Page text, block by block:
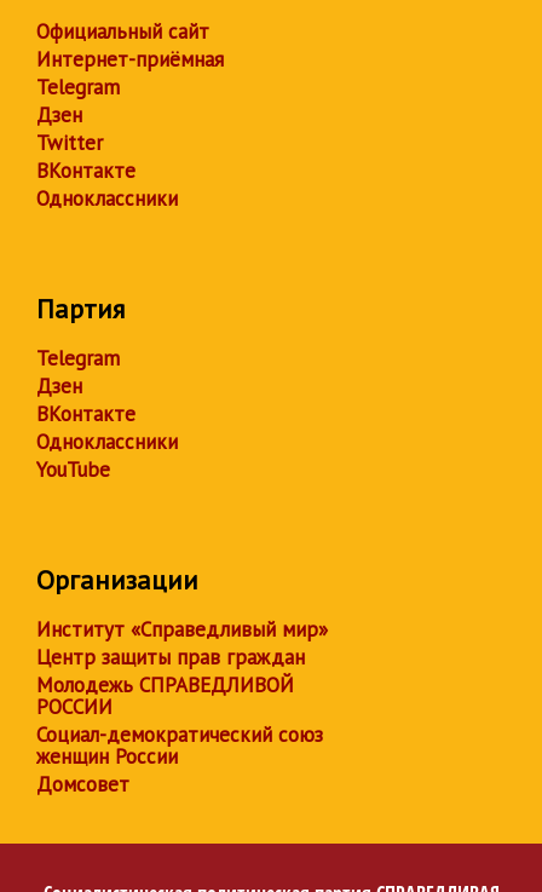
Официальный сайт
Интернет-приёмная
Telegram
Дзен
Twitter
ВКонтакте
Одноклассники
Партия
Telegram
Дзен
ВКонтакте
Одноклассники
YouTube
Организации
Институт «Справедливый мир»
Центр защиты прав граждан
Молодежь СПРАВЕДЛИВОЙ
РОССИИ
Социал-демократический союз
женщин России
Домсовет